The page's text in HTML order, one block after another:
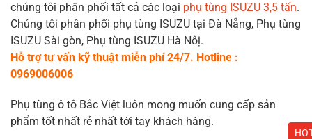
chúng tôi phân phối tất cả các loại phụ tùng ISUZU 3,5 tấn.
Chúng tôi phân phối phụ tùng ISUZU tại Đà Nẵng, Phụ tùng
ISUZU Sài gòn, Phụ tùng ISUZU Hà Nôị.
Hỗ trợ tư vấn kỹ thuật miễn phí 24/7. Hotline :
0969006006
Phụ tùng ô tô Bắc Việt luôn mong muốn cung cấp sản
phẩm tốt nhất rẻ nhất tới tay khách hàng.